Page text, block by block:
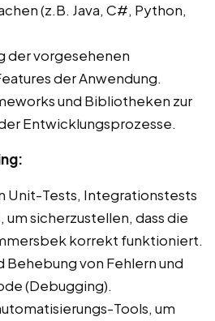
(z.B. Java, C#, Python,
der vorgesehenen
der Anwendung.
und Bibliotheken zur
Entwicklungsprozesse.
Unit-Tests, Integrationstests
sicherzustellen, dass die
korrekt funktioniert.
von Fehlern und
(Debugging).
Tools, um